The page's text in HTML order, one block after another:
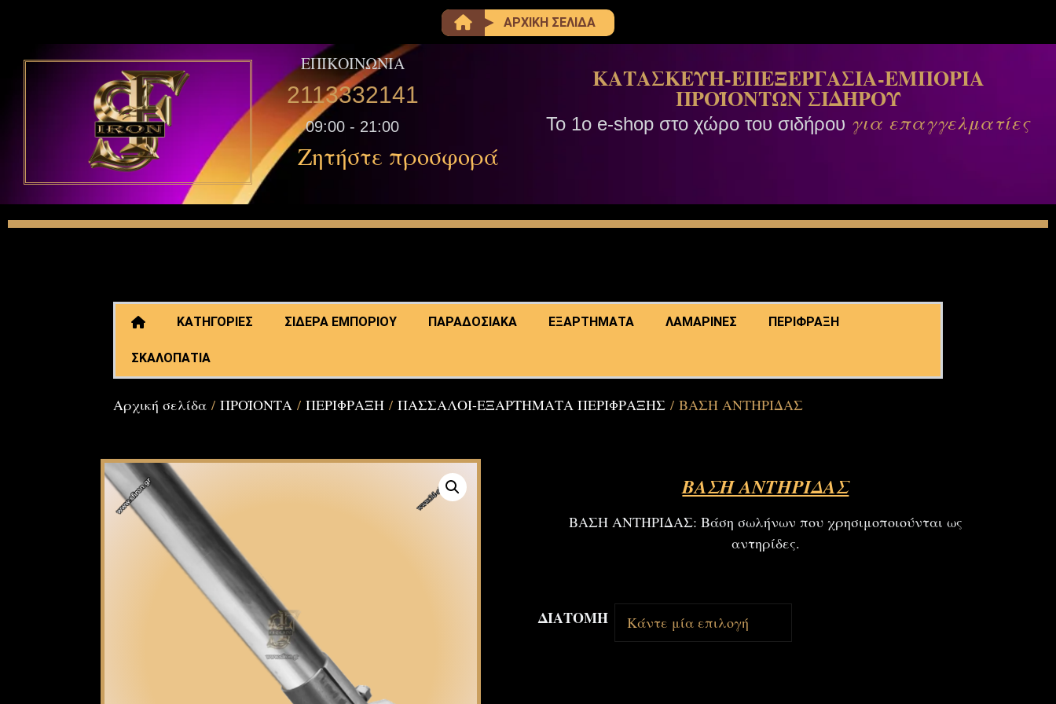
ΑΡΧΙΚΗ ΣΕΛΙΔΑ
ΕΠΙΚΟΙΝΩΝΙΑ
2113332141
09:00 - 21:00
Ζητήστε προσφορά
ΚΑΤΑΣΚΕΥΗ-ΕΠΕΞΕΡΓΑΣΙΑ-ΕΜΠΟΡΙΑ
ΠΡΟΪΟΝΤΩΝ ΣΙΔΗΡΟΥ
Το 1ο e-shop στο χώρο του σιδήρου για επαγγελματίες
ΚΑΤΗΓΟΡΙΕΣ ΣΙΔΕΡΑ ΕΜΠΟΡΙΟΥ ΠΑΡΑΔΟΣΙΑΚΑ ΕΞΑΡΤΗΜΑΤΑ ΛΑΜΑΡΙΝΕΣ ΠΕΡΙΦΡΑΞΗ
ΣΚΑΛΟΠΑΤΙΑ
Αρχική σελίδα /ΠΡΟΪΟΝΤΑ /ΠΕΡΙΦΡΑΞΗ /ΠΑΣΣΑΛΟΙ-ΕΞΑΡΤΗΜΑΤΑ ΠΕΡΙΦΡΑΞΗΣ / ΒΑΣΗ ΑΝΤΗΡΙΔΑΣ
ΒΑΣΗ ΑΝΤΗΡΙΔΑΣ
ΒΑΣΗ ΑΝΤΗΡΙΔΑΣ: Βάση σωλήνων που χρησιμοποιούνται ως
αντηρίδες.
ΔΙΑΤΟΜΗ